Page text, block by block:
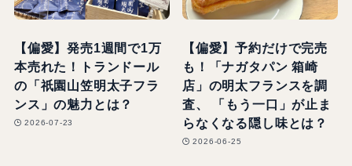
【偏愛】発売1週間で1万
本売れた！トランドール
の「祇園山笠明太子フラ
ンス」の魅力とは？
2026-07-23
【偏愛】予約だけで完売
も！「ナガタパン 箱崎
店」の明太フランスを調
査、 「もう一口」が止ま
らなくなる隠し味とは？
2026-06-25